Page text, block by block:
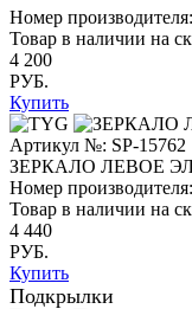
Номер производителя:
Товар в наличии на
4 200
РУБ.
Купить
Артикул №: SP-15762
ЗЕРКАЛО ЛЕВОЕ
Номер производителя:
Товар в наличии на
4 440
РУБ.
Купить
Подкрылки